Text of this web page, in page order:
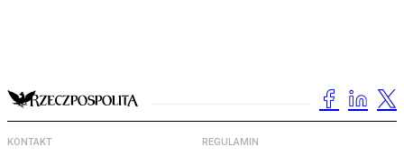
KONTAKT REGULAMIN